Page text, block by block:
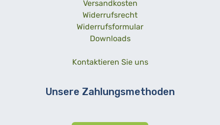
Versandkosten
Widerrufsrecht
Widerrufsformular
Downloads
Kontaktieren Sie uns
Unsere Zahlungsmethoden